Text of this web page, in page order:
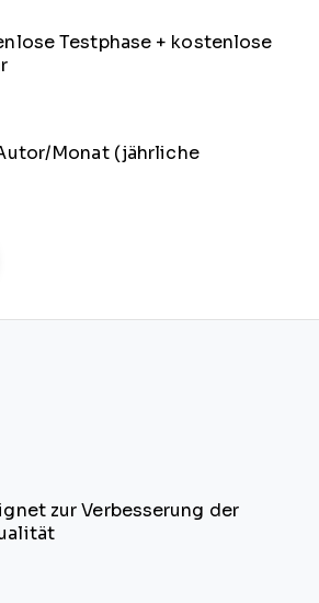
Testphase + kostenlose
Monat (jährliche
zur Verbesserung der